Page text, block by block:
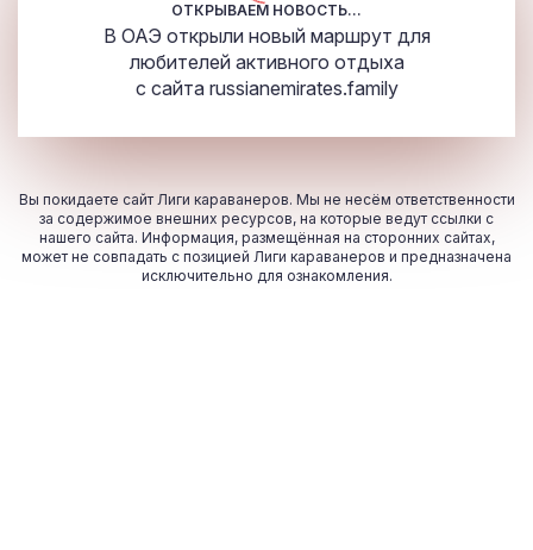
ОТКРЫВАЕМ НОВОСТЬ...
В ОАЭ открыли новый маршрут для
любителей активного отдыха
с сайта russianemirates.family
Вы покидаете сайт Лиги караванеров. Мы не несём ответственности
за содержимое внешних ресурсов, на которые ведут ссылки с
нашего сайта. Информация, размещённая на сторонних сайтах,
может не совпадать с позицией Лиги караванеров и предназначена
исключительно для ознакомления.